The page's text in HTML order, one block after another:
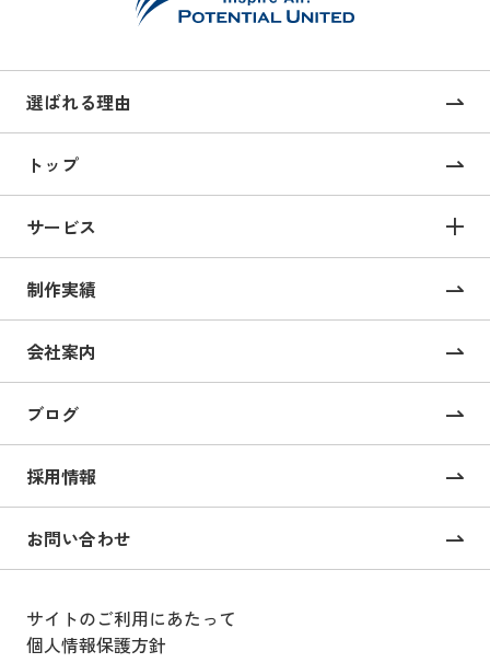
選ばれる理由
トップ
サービス
サービス TOP
サイト構築
コーポレートサイト制作
採用サイト制作
CMS構築・導入
オンライン校正ツール “UI Collabo”
Webコンサルティング
Webサイト運用支援
制作実績
会社案内
ブログ
採用情報
お問い合わせ
サイトのご利用にあたって
個人情報保護方針